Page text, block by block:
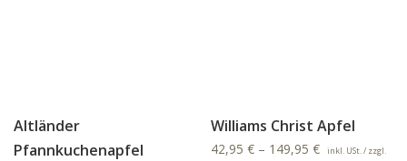
Altländer
Pfannkuchenapfel
Williams Christ Apfel
42,95€ – 149,95€
inkl. USt. / zzgl.